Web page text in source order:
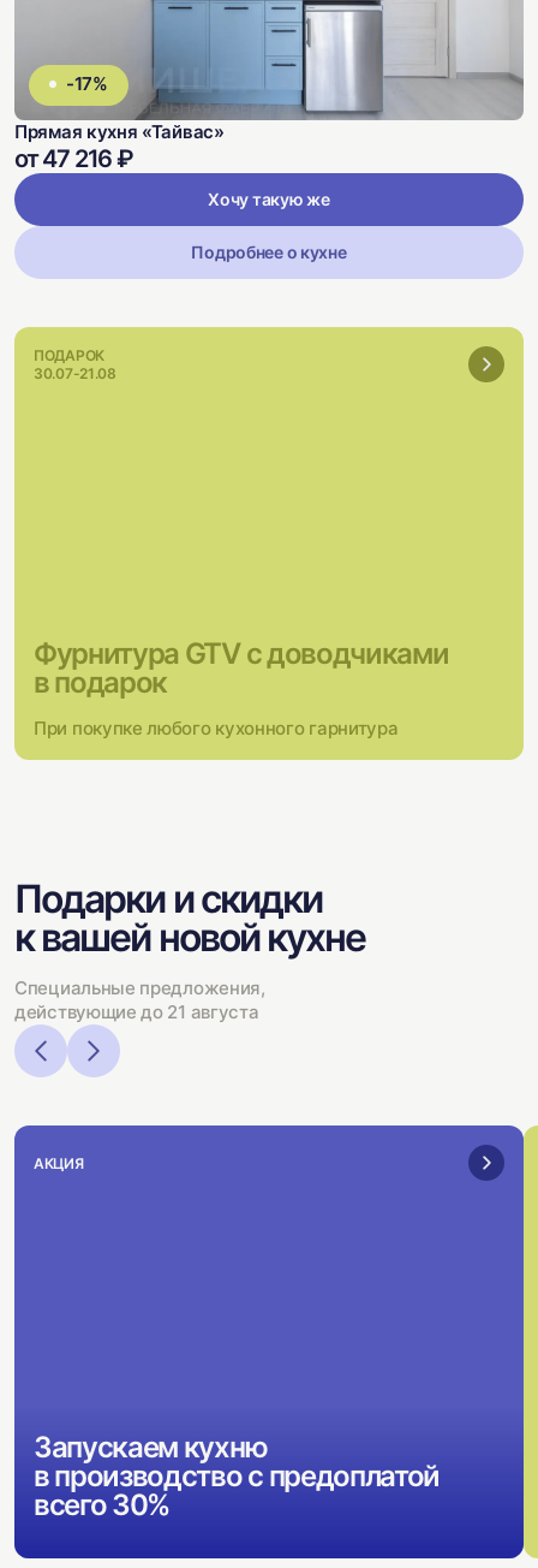
-17%
Прямая кухня «Тайвас»
от 47 216 ₽
Хочу такую же
Подробнее о кухне
ПОДАРОК
30.07-21.08
Фурнитура GTV с доводчиками
в подарок
При покупке любого кухонного гарнитура
Подарки и скидки
к вашей новой кухне
Специальные предложения,
действующие до 21 августа
АКЦИЯ
Запускаем кухню
в производство с предоплатой
всего 30%